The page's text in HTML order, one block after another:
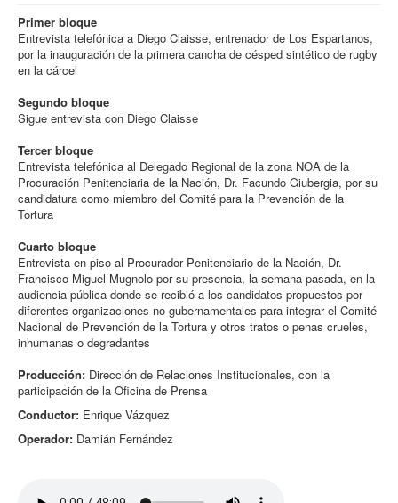
Contacto
Sala de operadores
Primer bloque
Entrevista telefónica a Diego Claisse, entrenador de Los Espartanos,
por la inauguración de la primera cancha de césped sintético de rugby
en la cárcel
Segundo bloque
Sigue entrevista con Diego Claisse
Tercer bloque
Entrevista telefónica al Delegado Regional de la zona NOA de la
Procuración Penitenciaria de la Nación, Dr. Facundo Giubergia, por su
candidatura como miembro del Comité para la Prevención de la
Tortura
Cuarto bloque
Entrevista en piso al Procurador Penitenciario de la Nación, Dr.
Francisco Miguel Mugnolo por su presencia, la semana pasada, en la
audiencia pública donde se recibió a los candidatos propuestos por
diferentes organizaciones no gubernamentales para integrar el Comité
Nacional de Prevención de la Tortura y otros tratos o penas crueles,
inhumanas o degradantes
Producción: Dirección de Relaciones Institucionales, con la
participación de la Oficina de Prensa
Conductor: Enrique Vázquez
Operador: Damián Fernández